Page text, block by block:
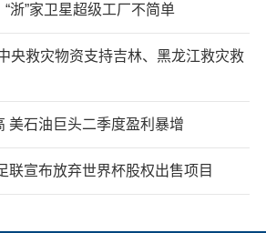
浙”家卫星超级工厂不简单
央救灾物资支持吉林、黑龙江救灾救
美石油巨头二季度盈利暴增
联宣布放弃世界杯股权出售项目